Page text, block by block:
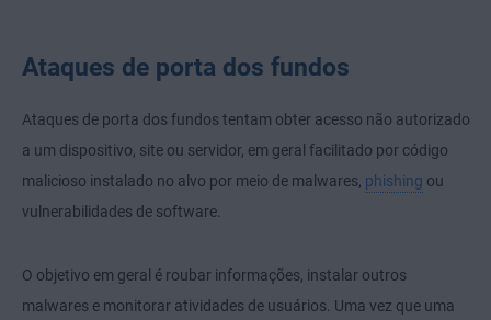
Ataques de porta dos fundos
Ataques de porta dos fundos tentam obter acesso não autorizado
a um dispositivo, site ou servidor, em geral facilitado por código
malicioso instalado no alvo por meio de malwares, phishing ou
vulnerabilidades de software.
O objetivo em geral é roubar informações, instalar outros
malwares e monitorar atividades de usuários. Uma vez que uma